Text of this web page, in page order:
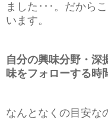
ました･･･。だから
います。
自分の興味分野・深
味をフォローする時
なんとなくの目安な